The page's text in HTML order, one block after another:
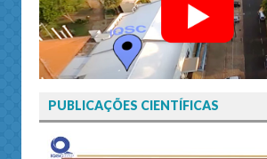
PUBLICAÇÕES CIENTÍFICAS